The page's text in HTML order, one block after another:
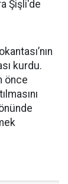
Şişli'de
kurdu.
önce